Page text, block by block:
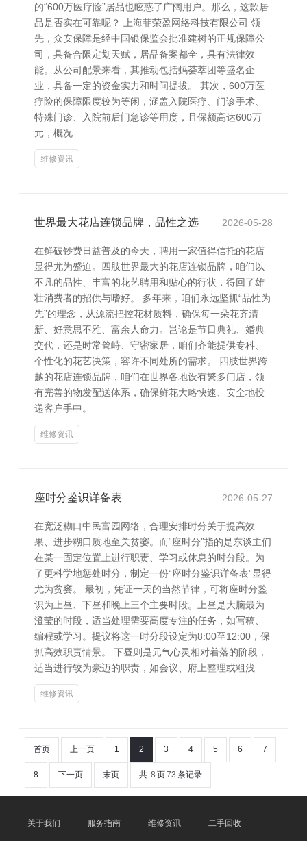
的“600万医疗险”居品也眩惑了广阔用户。那么，这款居
品是否实在可靠呢？ 上海菲荣盈网络科技有限公司 领
先，众安保障是经中国银保监会批准建树的正规保障公
司，具备合限定划天赋，居品备案都全，具有法律效
能。从公司配景来看，其推动包括蚂荟萃团等盛名企
业，具备一定的资金实力和时间提拔。 其次，600万医
疗险的保障限度较为等闲，涵盖入院医疗、门诊手术、
特殊门诊、入院前后门急诊等用度，且保额高达600万
元，概况
维修资讯
世界最大花店连锁品牌，品性之选 2026-05-28
在鲜破钞费日益普及的今天，聘用一家值得信托的花店
显得尤为蹙迫。四肢世界最大的花店连锁品牌，咱们以
不凡的品性、丰富的花艺聘用和贴心的行状，得回了雄
壮消费者的招供与嗜好。 多年来，咱们永远坚抓“品性为
先”的理念，从源流把控花材质料，确保每一朵花齐清
新、好意思不雅、富余人命力。岂论是节日典礼、婚典
交代，还是时常耸峙、守密家居，咱们齐能提供专科、
个性化的花艺决策，容许不同处所的需求。 四肢世界跨
越的花店连锁品牌，咱们在世界各地设有繁多门店，领
有完善的物发配送体系，确保鲜花大略快速、安全地投
递客户手中。
维修资讯
座时分鉴识详备表 2026-05-27
在宽泛糊口中民富园网络，合理安排时分关于提高效
果、进步糊口质地至关贫窭。而“座时分”指的是东谈主们
在某一固定位置上进行职责、学习或休息的时分段。为
了更科学地惩处时分，制定一份“座时分鉴识详备表”显得
尤为贫窭。 最初，凭证一天的当然节律，可将座时分鉴
识为上昼、下昼和晚上三个主要时段。上昼是大脑最为
澄莹的时段，适当处理需要高度专注的任务，如写稿、
编程或学习。提议将这一时分段设定为8:00至12:00，保
抓高效职责情景。 下昼则是元气心灵相对着落的阶段，
适当进行较为豪迈的职责，如会议、府上整理或粗浅
维修资讯
首页 上一页 1 2 3 4 5 6 7
8 下一页 末页 共 8 页73 条记录
关于我们 服务指南 维修资讯 二手回收